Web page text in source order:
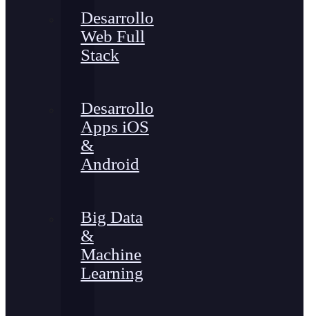
Desarrollo
Web Full
Stack
Desarrollo
Apps iOS
&
Android
Big Data
&
Machine
Learning